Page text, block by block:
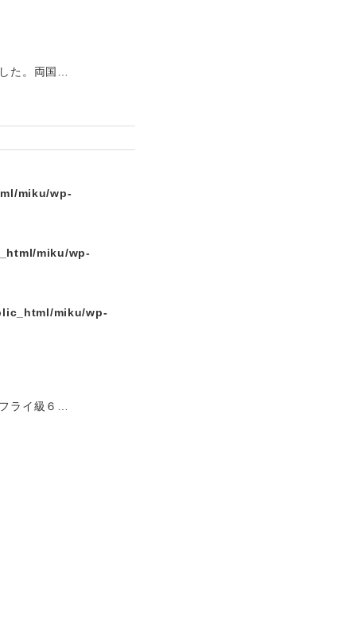
た。両国…
miku/wp-
miku/wp-
miku/wp-
ライ級６…